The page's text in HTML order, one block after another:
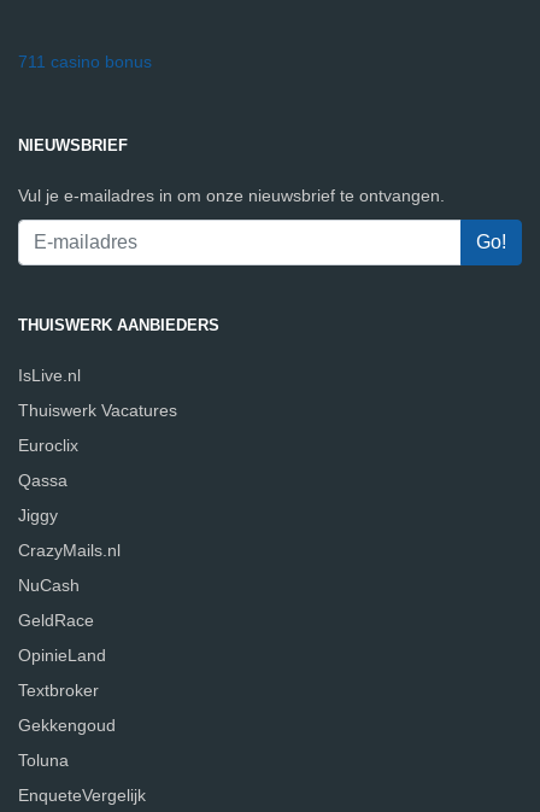
711 casino bonus
NIEUWSBRIEF
Vul je e-mailadres in om onze nieuwsbrief te ontvangen.
THUISWERK AANBIEDERS
IsLive.nl
Thuiswerk Vacatures
Euroclix
Qassa
Jiggy
CrazyMails.nl
NuCash
GeldRace
OpinieLand
Textbroker
Gekkengoud
Toluna
EnqueteVergelijk